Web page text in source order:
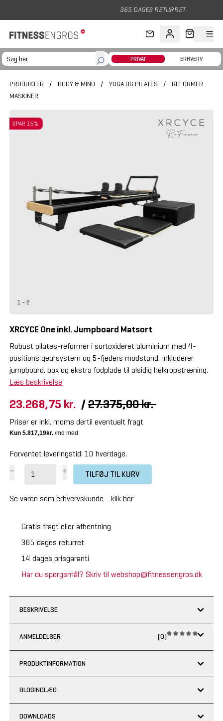
365 DAGES RETURRET
PRIVAT ERHVERV
PRODUKTER / BODY & MIND / YOGA OG PILATES /
REFORMER
MASKINER
SPAR 15%
1 - 2
XRCYCE One inkl. Jumpboard Matsort
Robust pilates-reformer i sortoxideret aluminium med 4-
positions gearsystem og 5-fjeders modstand. Inkluderer
jumpboard, box og ekstra fodplade til alsidig helkropstræning.
Læs beskrivelse
23.268,75 kr. /27.375,00 kr.
Priser er inkl. moms dertil eventuelt fragt
Forventet leveringstid: 10 hverdage.
TILFØJ TIL KURV
Se varen som erhvervskunde - klik her
Gratis fragt eller afhentning
365 dages returret
14 dages prisgaranti
Har du spørgsmål? Skriv til webshop@fitnessengros.dk
BESKRIVELSE
ANMELDELSER (0)
PRODUKTINFORMATION
BLOGINDLÆG
DOWNLOADS